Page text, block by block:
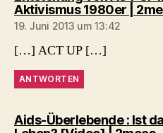
Aktivismus 1980er |
19. Juni 2013 um 13:42
[…] ACT UP […]
ANTWORTEN
Aids-Überlebende : Ist